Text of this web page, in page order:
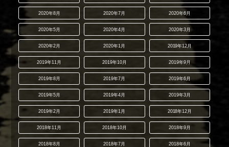
2020年8月 2020年7月 2020年6月
2020年5月 2020年4月 2020年3月
2020年2月 2020年1月 2019年12月
2019年11月 2019年10月 2019年9月
2019年8月 2019年7月 2019年6月
2019年5月 2019年4月 2019年3月
2019年2月 2019年1月 2018年12月
2018年11月 2018年10月 2018年9月
2018年8月 2018年7月 2018年6月